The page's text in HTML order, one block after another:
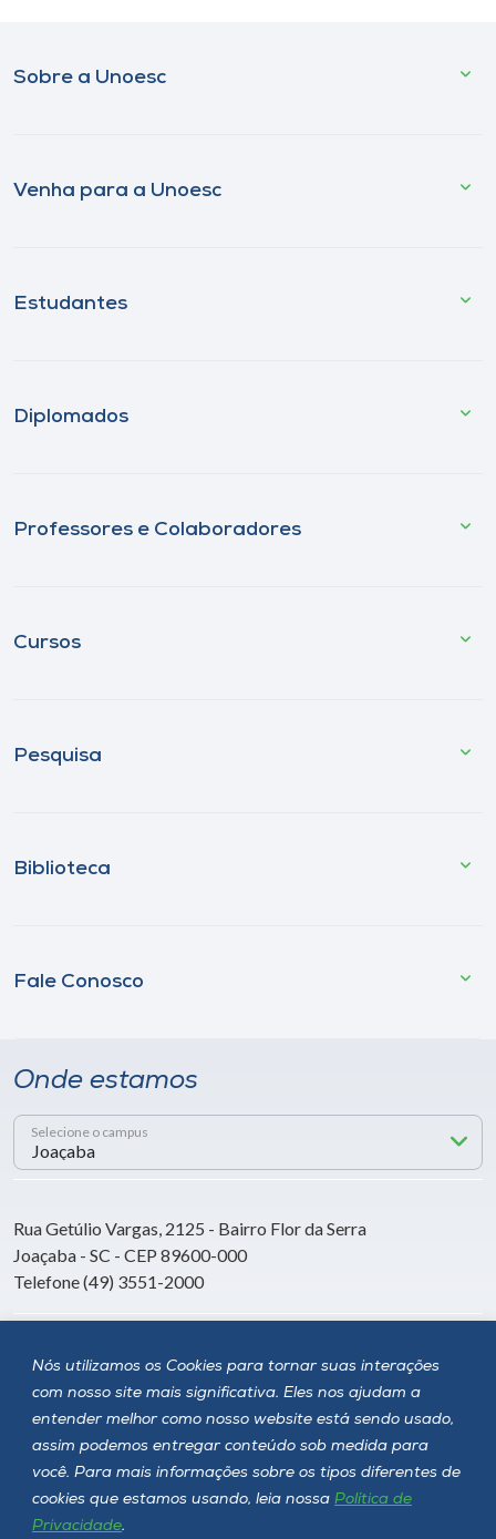
Nós utilizamos os Cookies para tornar suas interações
com nosso site mais significativa. Eles nos ajudam a
entender melhor como nosso website está sendo usado,
assim podemos entregar conteúdo sob medida para
você. Para mais informações sobre os tipos diferentes de
cookies que estamos usando, leia nossa Política de
Privacidade.
Sobre a Unoesc
Venha para a Unoesc
Estudantes
Diplomados
Professores e Colaboradores
Cursos
Pesquisa
Biblioteca
Fale Conosco
Onde estamos
Selecione o campus
Rua Getúlio Vargas, 2125 - Bairro Flor da Serra
Joaçaba - SC - CEP 89600-000
Telefone (49) 3551-2000
Siga a Unoesc